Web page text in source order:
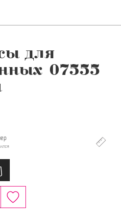
для
07555